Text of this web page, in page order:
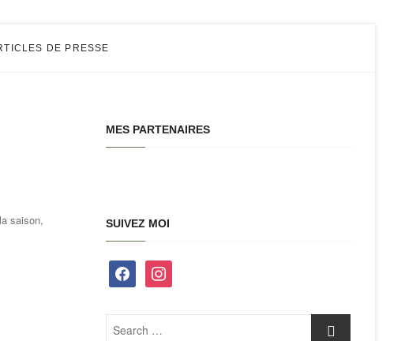
DE PRESSE
saison,
MES PARTENAIRES
SUIVEZ MOI
facebook instagram
Search